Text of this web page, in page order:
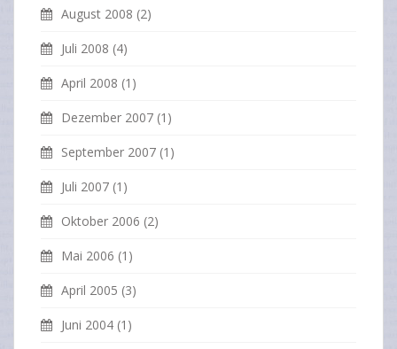
August 2008 (2)
Juli 2008 (4)
April 2008 (1)
Dezember 2007 (1)
September 2007 (1)
Juli 2007 (1)
Oktober 2006 (2)
Mai 2006 (1)
April 2005 (3)
Juni 2004 (1)